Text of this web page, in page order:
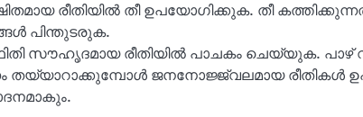
രീതിയിൽ തീ ഉപയോഗിക്കുക. തീ
പിന്തുടരുക.
സൗഹൃദമായ രീതിയിൽ പാചകം ചെയ്യുക.
തയ്യാറാക്കുമ്പോൾ ജനനോജ്ജ്വലമായ രീതികൾ